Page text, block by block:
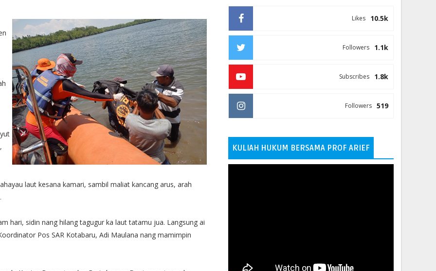
laut kesana kamari, sambil maliat kancang arus, arah
hari, sidin nang hilang tagugur ka laut tatamu jua. Langsung ai
Pos SAR Kotabaru, Adi Maulana nang mamimpin
10.5k
Likes
1.1k
Followers
1.8k
Subscribes
519
Followers
KULIAH HUKUM BERSAMA PROF ARIEF